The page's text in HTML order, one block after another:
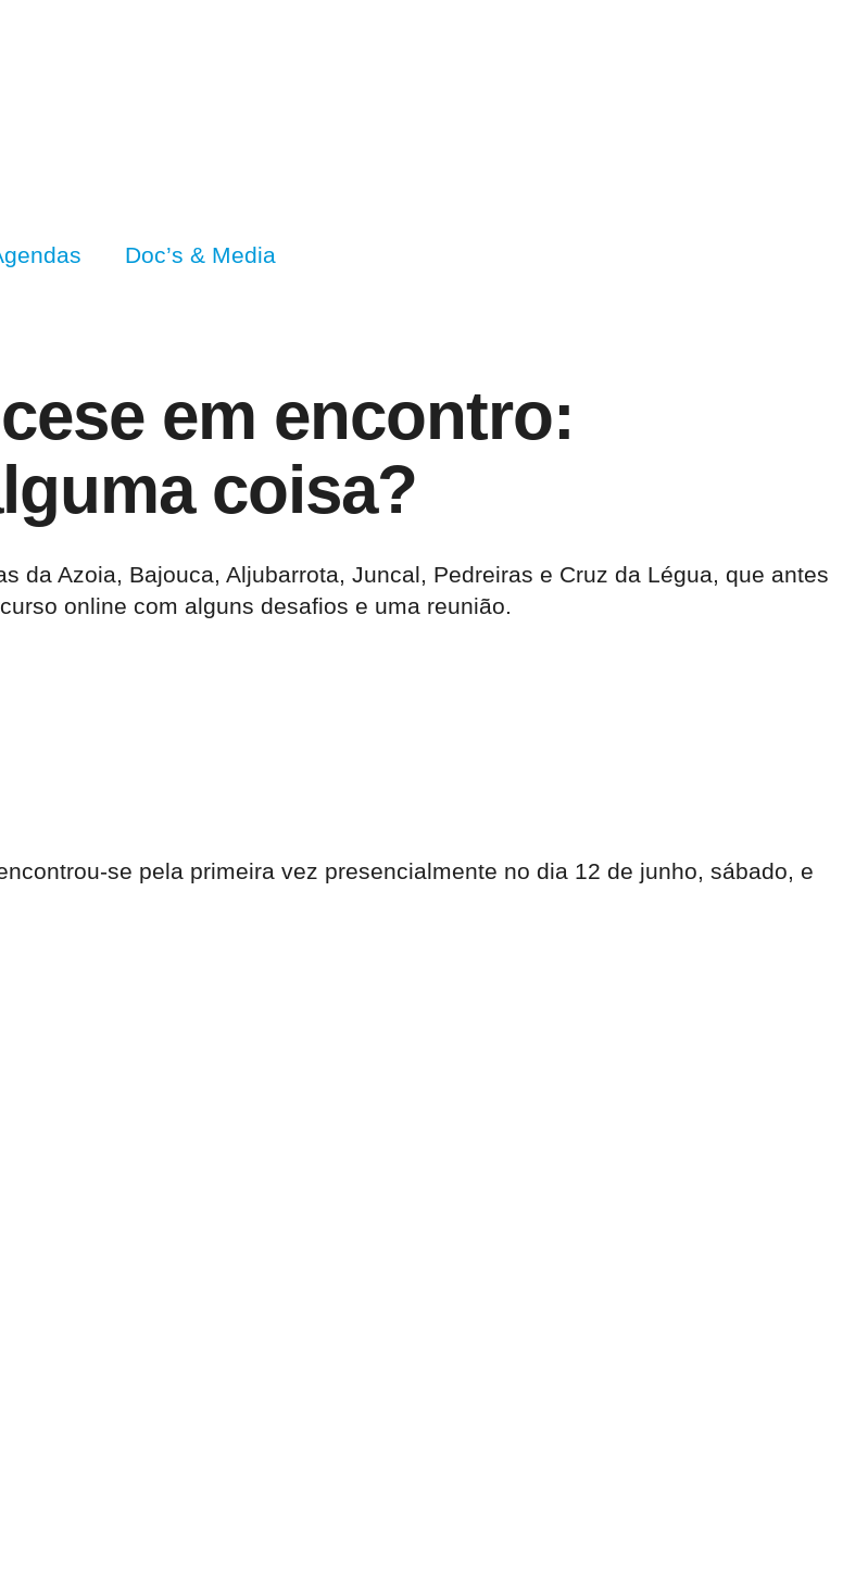
Doc’s & Media
em encontro:
coisa?
da Azoia, Bajouca, Aljubarrota, Juncal, Pedreiras e Cruz da Légua, que antes
online com alguns desafios e uma reunião.
se pela primeira vez presencialmente no dia 12 de junho, sábado, e